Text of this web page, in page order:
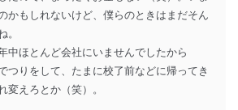
かもしれないけど、僕らのときはまだそん
。
中ほとんど会社にいませんでしたから
つりをして、たまに校了前などに帰ってき
変えろとか（笑）。